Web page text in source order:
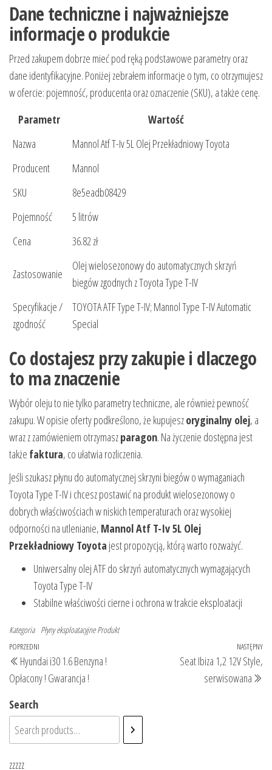
Dane techniczne i najważniejsze
informacje o produkcie
Przed zakupem dobrze mieć pod ręką podstawowe parametry oraz
dane identyfikacyjne. Poniżej zebrałem informacje o tym, co otrzymujesz
w ofercie: pojemność, producenta oraz oznaczenie (SKU), a także cenę.
Parametr
Wartość
Nazwa
Mannol Atf T-Iv 5L Olej Przekładniowy Toyota
Producent
Mannol
SKU
8e5eadb08429
Pojemność
5 litrów
Cena
36.82 zł
Zastosowanie
Olej wielosezonowy do automatycznych skrzyń
biegów zgodnych z Toyota Type T-IV
Specyfikacje /
zgodność
TOYOTA ATF Type T-IV; Mannol Type T-IV Automatic
Special
Co dostajesz przy zakupie i dlaczego
to ma znaczenie
Wybór oleju to nie tylko parametry techniczne, ale również pewność
zakupu. W opisie oferty podkreślono, że kupujeszoryginalny olej, a
wraz z zamówieniem otrzymaszparagon. Na życzenie dostępna jest
także faktura, co ułatwia rozliczenia.
Jeśli szukasz płynu do automatycznej skrzyni biegów o wymaganiach
Toyota Type T-IV i chcesz postawić na produkt wielosezonowy o
dobrych właściwościach w niskich temperaturach oraz wysokiej
odporności na utlenianie, Mannol Atf T-Iv 5L Olej
Przekładniowy Toyota jest propozycją, którą warto rozważyć.
Uniwersalny olej ATF do skrzyń automatycznych wymagających
Toyota Type T-IV
Stabilne właściwości cierne i ochrona w trakcie eksploatacji
Kategoria Płyny eksploatacyjne Produkt
Nawigacja
wpisu
Poprzedni
wpis
POPRZEDNI
Hyundai i30 1.6 Benzyna !
Opłacony ! Gwarancja !
NASTĘPNY
Seat Ibiza 1,2 12V Style,
serwisowana
Search
zzzzz